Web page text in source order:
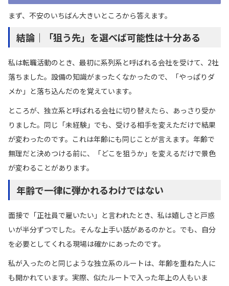
まず、不安のいちばん大きいところから答えます。
結論｜「狙う先」を選べば可能性は十分ある
私は転職活動のとき、最初に系列系と呼ばれる会社を受けて、2社
落ちました。設備の知識がまったくなかったので、「やっぱりダ
メか」と落ち込んだのを覚えています。
ところが、独立系と呼ばれる会社に切り替えたら、あっさり受か
りました。同じ「未経験」でも、受ける相手を変えただけで結果
が変わったのです。これは年齢にも同じことが言えます。年齢で
無理だと決めつける前に、「どこを狙うか」を変えるだけで景色
が変わることがあります。
年齢で一律に弾かれるわけではない
面接で「正社員で雇いたい」と言われたとき、私は嬉しさと戸惑
いが半分ずつでした。そんな上手い話があるのかと。でも、自分
を必要としてくれる現場は確かにあったのです。
私が入ったのと同じような独立系のルートは、年齢を重ねた人に
も開かれています。実際、似たルートで入った年上の人もいま